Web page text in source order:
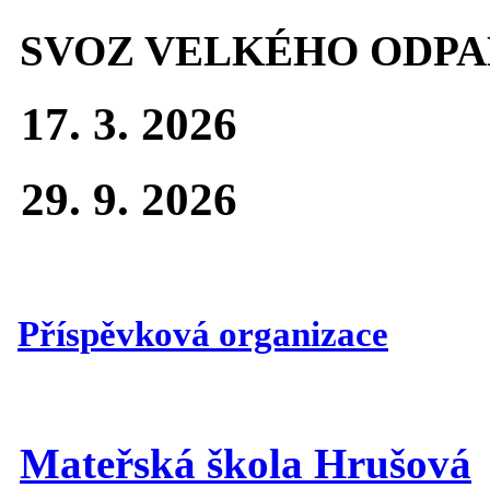
SVOZ VELKÉHO
17. 3. 2026
29. 9. 2026
Příspěvková organizace
Mateřská škola Hrušová